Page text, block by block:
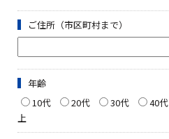
ご住所（市区町村まで）
年齢
10代
20代 30代 40代
上